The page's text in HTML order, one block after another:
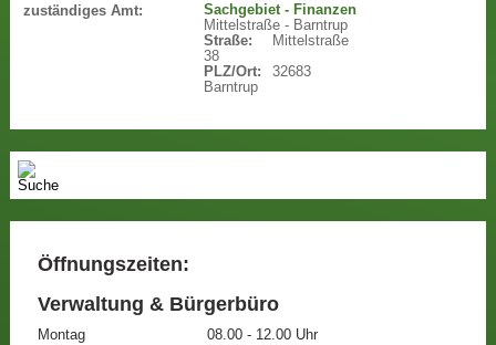
zuständiges Amt:
Sachgebiet - Finanzen
Mittelstraße - Barntrup
Straße:
Mittelstraße
38
PLZ/Ort:
32683
Barntrup
Öffnungszeiten:
Verwaltung & Bürgerbüro
Montag
08.00 - 12.00 Uhr